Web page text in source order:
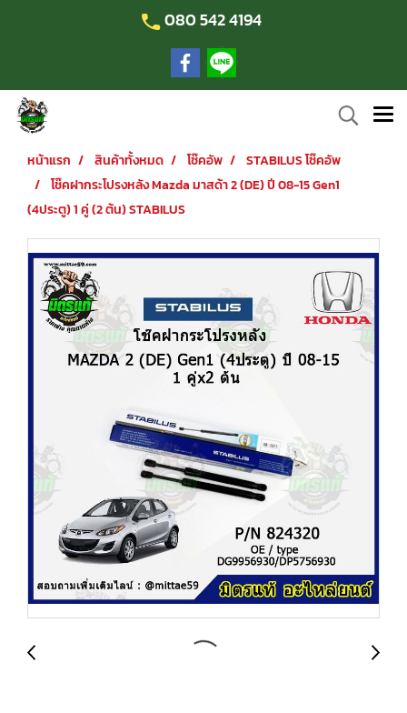
080 542 4194
หน้าแรก สินค้าทั้งหมด โช๊คอัพ
STABILUS โช๊คอัพ
โช๊คฝากระโปรงหลัง Mazda มาสด้า 2 (DE) ปี 08-15 Gen1
(4ประตู) 1 คู่ (2 ต้น) STABILUS